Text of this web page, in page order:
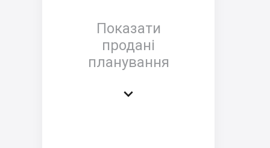
Показати
продані
планування
